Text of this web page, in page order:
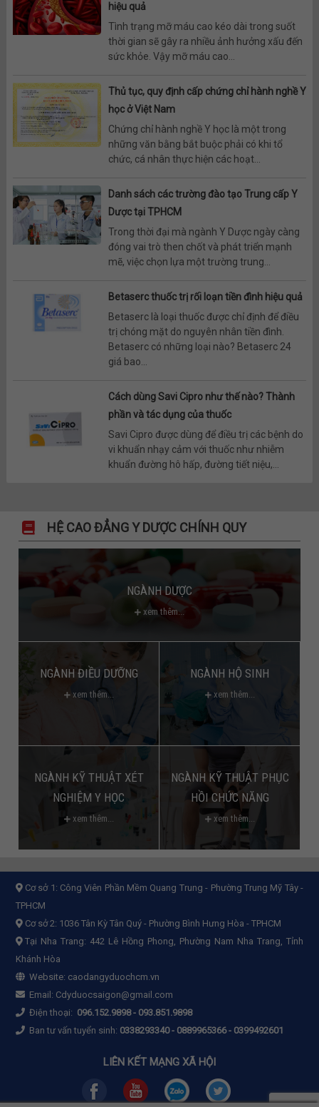
hiệu quả
Tình trạng mỡ máu cao kéo dài trong suốt
thời gian sẽ gây ra nhiều ảnh hưởng xấu đến
sức khỏe. Vậy mỡ máu cao...
Thủ tục, quy định cấp chứng chỉ hành nghề Y
học ở Việt Nam
Chứng chỉ hành nghề Y học là một trong
những văn bằng bắt buộc phải có khi tổ
chức, cá nhân thực hiện các hoạt...
Danh sách các trường đào tạo Trung cấp Y
Dược tại TPHCM
Trong thời đại mà ngành Y Dược ngày càng
đóng vai trò then chốt và phát triển mạnh
mẽ, việc chọn lựa một trường trung...
Betaserc thuốc trị rối loạn tiền đình hiệu quả
Betaserc là loại thuốc được chỉ định để điều
trị chóng mặt do nguyên nhân tiền đình.
Betaserc có những loại nào? Betaserc 24
giá bao...
Cách dùng Savi Cipro như thế nào? Thành
phần và tác dụng của thuốc
Savi Cipro được dùng để điều trị các bệnh do
vi khuẩn nhạy cảm với thuốc như nhiễm
khuẩn đường hô hấp, đường tiết niệu,...
HỆ CAO ĐẲNG Y DƯỢC CHÍNH QUY
NGÀNH DƯỢC
xem thêm...
NGÀNH ĐIỀU DƯỠNG
xem thêm...
NGÀNH HỘ SINH
xem thêm...
NGÀNH KỸ THUẬT XÉT
NGHIỆM Y HỌC
xem thêm...
NGÀNH KỸ THUẬT PHỤC
HỒI CHỨC NĂNG
xem thêm...
Cơ sở 1: Công Viên Phần Mềm Quang Trung - Phường Trung Mỹ Tây -
TPHCM
Cơ sở 2: 1036 Tân Kỳ Tân Quý - Phường Bình Hưng Hòa - TPHCM
Tại Nha Trang: 442 Lê Hồng Phong, Phường Nam Nha Trang, Tỉnh
Khánh Hòa
Website: caodangyduochcm.vn
Email: Cdyduocsaigon@gmail.com
Điện thoại: 096.152.9898- 093.851.9898
Ban tư vấn tuyển sinh: 0338293340 - 0889965366 - 0399492601
LIÊN KẾT MẠNG XÃ HỘI